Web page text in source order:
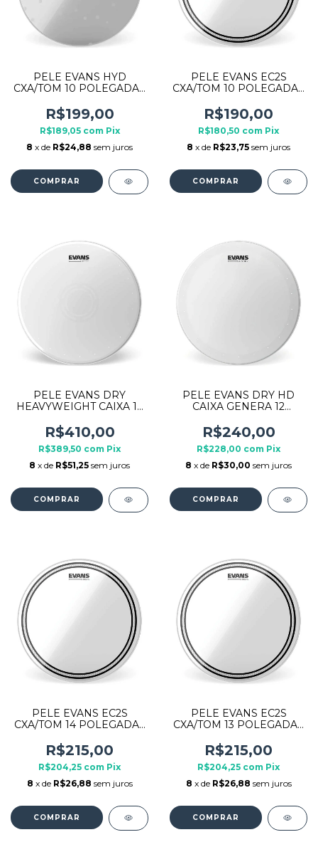
PELE EVANS HYD
CXA/TOM 10 POLEGADAS
R$199,00
R$189,05 com Pix
8 x de R$24,88 sem juros
PELE EVANS EC2S
CXA/TOM 10 POLEGADAS
TRANSPARENTE
R$190,00
R$180,50 com Pix
8 x de R$23,75 sem juros
PELE EVANS DRY
HEAVYWEIGHT CAIXA 14
R$410,00
R$389,50 com Pix
8 x de R$51,25 sem juros
PELE EVANS DRY HD
CAIXA GENERA 12
R$240,00
R$228,00 com Pix
8 x de R$30,00 sem juros
PELE EVANS EC2S
CXA/TOM 14 POLEGADAS
TRANSPARENTE
R$215,00
R$204,25 com Pix
8 x de R$26,88 sem juros
PELE EVANS EC2S
CXA/TOM 13 POLEGADAS
TRANSPARENTE
R$215,00
R$204,25 com Pix
8 x de R$26,88 sem juros